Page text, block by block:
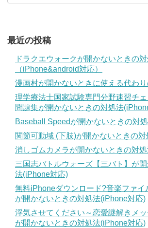
最近の投稿
ドラクエウォークが開かないときの
（iPhone&android対応）
漫画村が開かないときに使える代わり
理学療法士国家試験専門分野速習チ
問題集が開かないときの対処法
Baseball Speedが開かないときの対
関節可動域 (下肢)が開かないときの
消しゴムカメラが開かないときの対
三国志バトルウォーズ【三バト】が
法(iPhone対応)
無料iPhoneダウンロード?音楽ファイ
が開かないときの対処法(iPhone対応)
浮気させてください～恋愛謎解きメ
が開かないときの対処法(iPhone対応)